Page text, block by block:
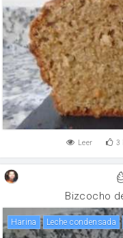
Leer 3
Bizcocho
harina leche condensada